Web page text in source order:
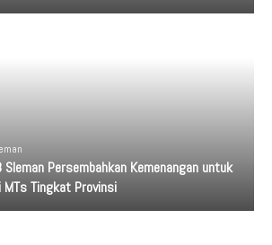
Sleman Persembahkan Kemenangan untuk
MTs Tingkat Provinsi